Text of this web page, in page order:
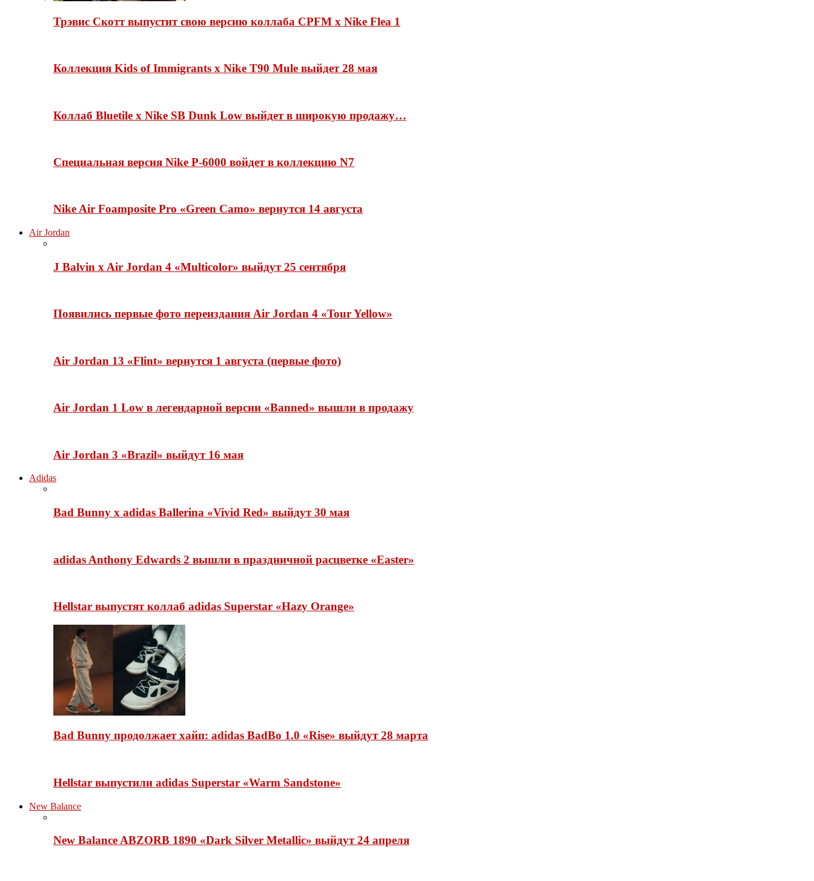
Трэвис Скотт выпустит свою версию коллаба CPFM x Nike Flea 1
Коллекция Kids of Immigrants x Nike T90 Mule выйдет 28 мая
Коллаб Bluetile x Nike SB Dunk Low выйдет в широкую продажу…
Специальная версия Nike P-6000 войдет в коллекцию N7
Nike Air Foamposite Pro «Green Camo» вернутся 14 августа
Air Jordan
J Balvin x Air Jordan 4 «Multicolor» выйдут 25 сентября
Появились первые фото переиздания Air Jordan 4 «Tour Yellow»
Air Jordan 13 «Flint» вернутся 1 августа (первые фото)
Air Jordan 1 Low в легендарной версии «Banned» вышли в продажу
Air Jordan 3 «Brazil» выйдут 16 мая
Adidas
Bad Bunny x adidas Ballerina «Vivid Red» выйдут 30 мая
adidas Anthony Edwards 2 вышли в праздничной расцветке «Easter»
Hellstar выпустят коллаб adidas Superstar «Hazy Orange»
Bad Bunny продолжает хайп: adidas BadBo 1.0 «Rise» выйдут 28 марта
Hellstar выпустили adidas Superstar «Warm Sandstone»
New Balance
New Balance ABZORB 1890 «Dark Silver Metallic» выйдут 24 апреля